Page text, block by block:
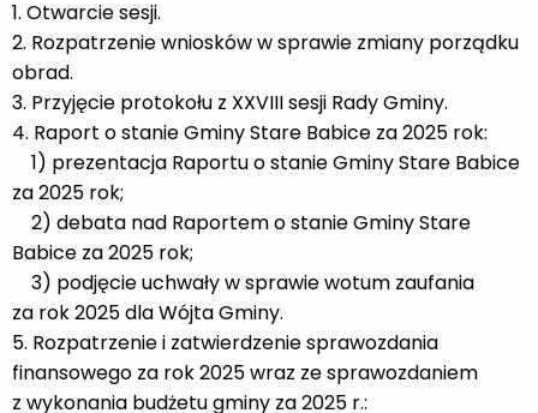
1. Otwarcie sesji.
2. Rozpatrzenie wniosków w sprawie zmiany porządku
obrad.
3. Przyjęcie protokołu z XXVIII sesji Rady Gminy.
4. Raport o stanie Gminy Stare Babice za 2025 rok:
1) prezentacja Raportu o stanie Gminy Stare Babice
za 2025 rok;
2) debata nad Raportem o stanie Gminy Stare
Babice za 2025 rok;
3) podjęcie uchwały w sprawie wotum zaufania
za rok 2025 dla Wójta Gminy.
5. Rozpatrzenie i zatwierdzenie sprawozdania
finansowego za rok 2025 wraz ze sprawozdaniem
z wykonania budżetu gminy za 2025 r.: